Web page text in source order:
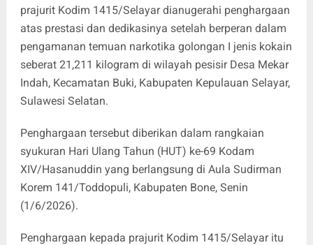
prajurit Kodim 1415/Selayar dianugerahi penghargaan
atas prestasi dan dedikasinya setelah berperan dalam
pengamanan temuan narkotika golongan I jenis kokain
seberat 21,211 kilogram di wilayah pesisir Desa Mekar
Indah, Kecamatan Buki, Kabupaten Kepulauan Selayar,
Sulawesi Selatan.
Penghargaan tersebut diberikan dalam rangkaian
syukuran Hari Ulang Tahun (HUT) ke-69 Kodam
XIV/Hasanuddin yang berlangsung di Aula Sudirman
Korem 141/Toddopuli, Kabupaten Bone, Senin
(1/6/2026).
Penghargaan kepada prajurit Kodim 1415/Selayar itu